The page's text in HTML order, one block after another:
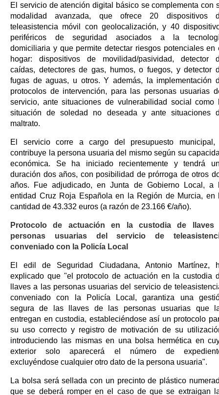
El servicio de atención digital básico se complementa con
modalidad avanzada, que ofrece 20 dispositivos
teleasistencia móvil con geolocalización, y 40
periféricos de seguridad asociados a la
domiciliaria y que permite detectar riesgos potenciales en
hogar: dispositivos de movilidad/pasividad, detector
caídas, detectores de gas, humos, o fuegos, y detector
fugas de aguas, u otros. Y además, la implementación
protocolos de intervención, para las personas usuarias
servicio, ante situaciones de vulnerabilidad social como
situación de soledad no deseada y ante situaciones
maltrato.
El servicio corre a cargo del presupuesto municipal,
contribuye la persona usuaria del mismo según su
económica. Se ha iniciado recientemente y tendrá
duración dos años, con posibilidad de prórroga de otros
años. Fue adjudicado, en Junta de Gobierno Local, a
entidad Cruz Roja Española en la Región de Murcia, en
cantidad de 43.332 euros (a razón de 23.166 €/año).
Protocolo de actuación en la custodia de llaves
personas usuarias del servicio de
conveniado con la Policía Local
El edil de Seguridad Ciudadana, Antonio Martínez,
explicado que "el protocolo de actuación en la custodia
llaves a las personas usuarias del servicio de
conveniado con la Policía Local, garantiza una
segura de las llaves de las personas usuarias que
entregan en custodia, estableciéndose así un protocolo
su uso correcto y registro de motivación de su
introduciendo las mismas en una bolsa hermética en
exterior solo aparecerá el número de
excluyéndose cualquier otro dato de la persona usuaria".
La bolsa será sellada con un precinto de plástico
que se deberá romper en el caso de que se extraigan